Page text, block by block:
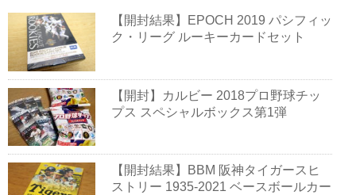
【開封結果】EPOCH 2019 パシフィッ
ク・リーグ ルーキーカードセット
【開封】カルビー 2018プロ野球チッ
プス スペシャルボックス第1弾
【開封結果】BBM 阪神タイガースヒ
ストリー 1935-2021 ベースボールカー